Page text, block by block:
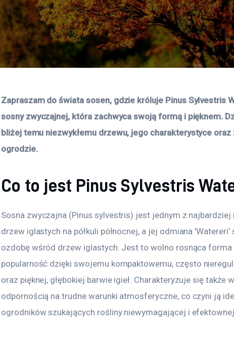
Zapraszam do świata sosen, gdzie króluje Pinus Sylvestris
sosny zwyczajnej, która zachwyca swoją formą i pięknem.
bliżej temu niezwykłemu drzewu, jego charakterystyce
ogrodzie.
Co to jest Pinus Sylvestris
Sosna zwyczajna (Pinus sylvestris) jest jednym z
drzew iglastych na półkuli północnej, a jej odmiana
ozdobę wśród drzew iglastych. Jest to wolno rosnąca forma
popularność dzięki swojemu kompaktowemu, często
oraz pięknej, głębokiej barwie igieł. Charakteryzuje się także
odpornością na trudne warunki atmosferyczne, co czyni ją
ogrodników szukających rośliny niewymagającej i